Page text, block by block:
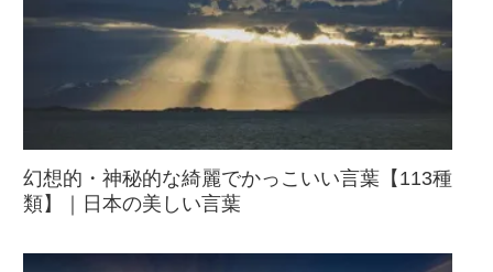
幻想的・神秘的な綺麗でかっこいい言葉【113種
類】｜日本の美しい言葉